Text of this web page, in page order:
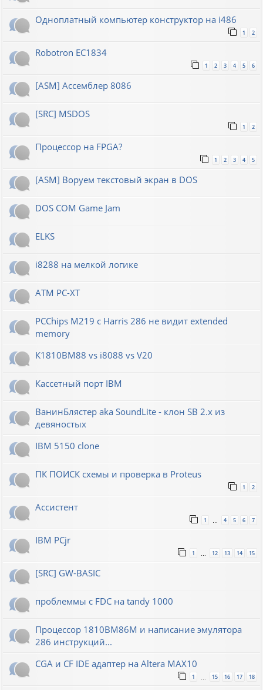
Одноплатный компьютер конструктор на i486
1 2
Robotron EC1834
1 2 3 4 5 6
[ASM] Ассемблер 8086
[SRC] MSDOS
1 2
Процессор на FPGA?
1 2 3 4 5
[ASM] Воруем текстовый экран в DOS
DOS COM Game Jam
ELKS
i8288 на мелкой логике
ATM PC-XT
PCChips M219 с Harris 286 не видит extended
memory
К1810ВМ88 vs i8088 vs V20
Кассетный порт IBM
ВанинБлястер aka SoundLite - клон SB 2.x из
девяностых
IBM 5150 clone
ПК ПОИСК схемы и проверка в Proteus
1 2
Ассистент
1 … 4 5 6 7
IBM PCjr
1 … 12 13 14 15
[SRC] GW-BASIC
проблеммы с FDC на tandy 1000
Процессор 1810ВМ86М и написание эмулятора
286 инструкций...
CGA и CF IDE адаптер на Altera MAX10
1 … 15 16 17 18